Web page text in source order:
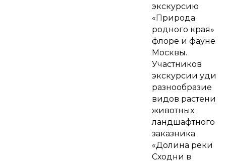
экскурсию
«Природа
родного края» о
флоре и фауне
Москвы.
Участников
экскурсии
разнообразие
видов растений
животных
ландшафтного
заказника
«Долина реки
Сходни в